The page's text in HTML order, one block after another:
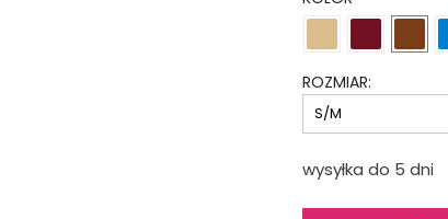
ROZMIAR:
wysyłka do 5 dni